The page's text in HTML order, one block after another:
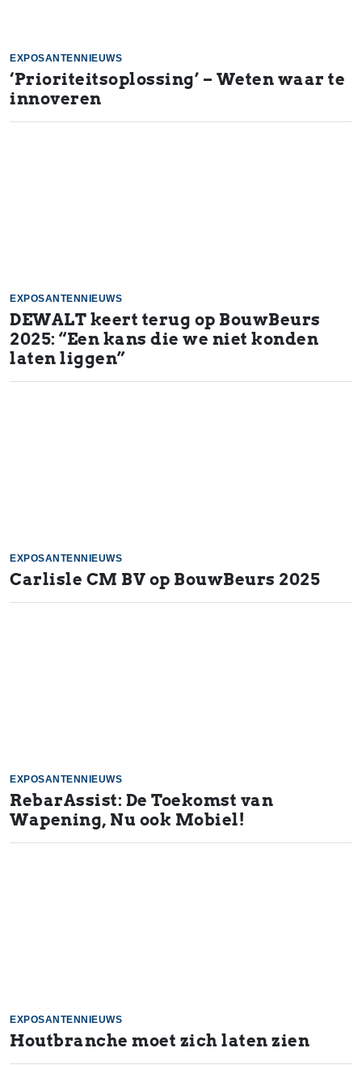
EXPOSANTENNIEUWS
‘Prioriteitsoplossing’ – Weten waar te
innoveren
EXPOSANTENNIEUWS
DEWALT keert terug op BouwBeurs
2025: “Een kans die we niet konden
laten liggen”
EXPOSANTENNIEUWS
Carlisle CM BV op BouwBeurs 2025
EXPOSANTENNIEUWS
RebarAssist: De Toekomst van
Wapening, Nu ook Mobiel!
EXPOSANTENNIEUWS
Houtbranche moet zich laten zien